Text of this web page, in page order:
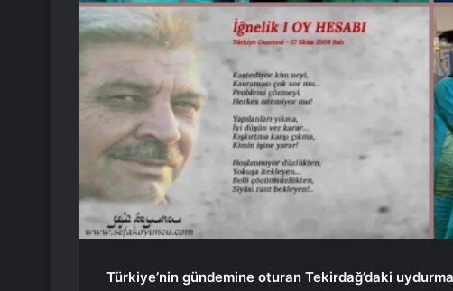
Türkiye’nin gündemine oturan Tekirdağ’daki